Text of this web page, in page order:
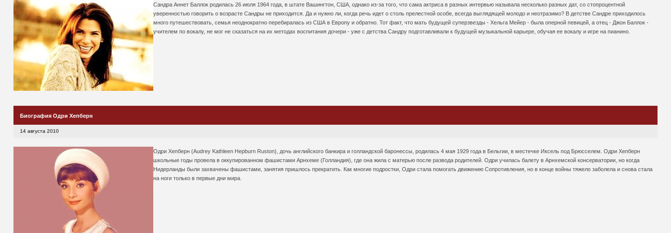
Сандра Аннет Баллок родилась 26 июля 1964 года, в штате Вашингтон, США, однако из-за того, что сама актриса в разных интервью называла несколько разных дат, со стопроцентной
уверенностью говорить о возрасте Сандры не приходится. Да и нужно ли, когда речь идет о столь прелестной особе, всегда выглядящей молодо и неотразимо? В детстве Сандре приходилось
много путешествовать, семья неоднократно перебиралась из США в Европу и обратно. Тот факт, что мать будущей суперзвезды - Хельга Мейер - была оперной певицей, а отец - Джон Баллок -
учителем по вокалу, не мог не сказаться на их методах воспитания дочери - уже с детства Сандру подготавливали к будущей музыкальной карьере, обучая ее вокалу и игре на пианино.
Биография Одри Хепберн
14 августа 2010
Одри Хепберн (Audrey Kathleen Hepburn Ruston), дочь английского банкира и голландской баронессы, родилась 4 мая 1929 года в Бельгии, в местечке Иксель под Брюсселем. Одри Хепберн
школьные годы провела в оккупированном фашистами Арнхеме (Голландия), где она жила с матерью после развода родителей. Одри училась балету в Арнхемской консерватории, но когда
Нидерланды были захвачены фашистами, занятия пришлось прекратить. Как многие подростки, Одри стала помогать движению Сопротивления, но в конце войны тяжело заболела и снова стала
на ноги только в первые дни мира.